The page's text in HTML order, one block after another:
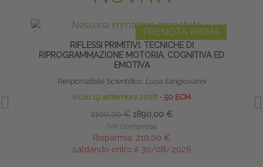
PRENOTA PRIMA
RIFLESSI PRIMITIVI: TECNICHE DI
RIPROGRAMMAZIONE MOTORIA, COGNITIVA ED
EMOTIVA
Responsabile Scientifico: Luca Sangiovanni
inizio 19 settembre 2026 ∙ 50 ECM
2100,00 € 1890,00 €
IVA compresa
Risparmia: 210,00 €
saldando entro il 30/08/2026